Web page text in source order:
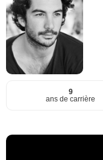
9
ans de carrière